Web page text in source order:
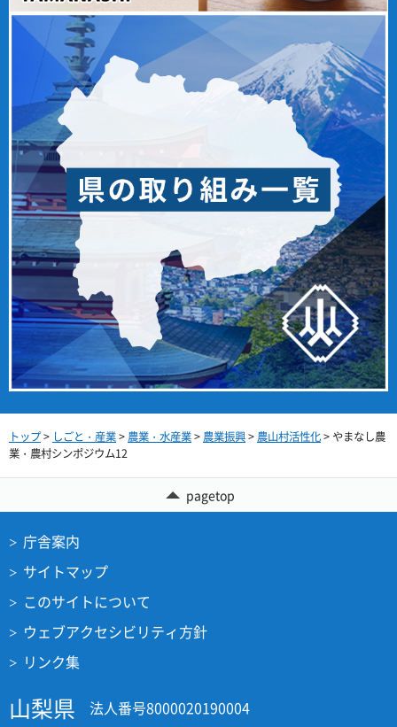
トップ> しごと・産業> 農業・水産業> 農業振興> 農山村活性化> やまなし農
業・農村シンポジウム12
pagetop
庁舎案内
サイトマップ
このサイトについて
ウェブアクセシビリティ方針
リンク集
山梨県
法人番号8000020190004